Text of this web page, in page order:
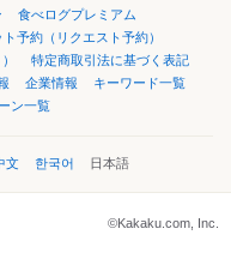
食べログプレミアム
ト予約（リクエスト予約）
特定商取引法に基づく表記
企業情報
キーワード一覧
ン一覧
文 한국어 日本語
©Kakaku.com, Inc.